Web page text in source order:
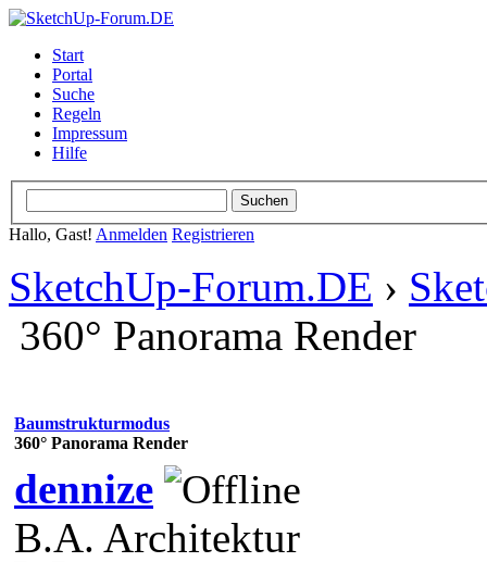
Start
Portal
Suche
Regeln
Impressum
Hilfe
Hallo, Gast! Anmelden Registrieren
SketchUp-Forum.DE ›
360° Panorama Render
Baumstrukturmodus
360° Panorama Render
dennize
B.A. Architektur